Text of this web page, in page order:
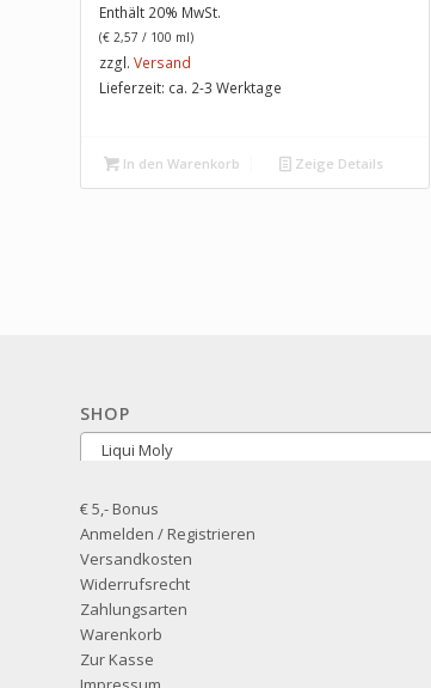
Enthält 20% MwSt.
(€ 2,57 / 100 ml)
zzgl. Versand
Lieferzeit: ca. 2-3 Werktage
In den Warenkorb Zeige Details
SHOP
Liqui Moly
€ 5,- Bonus
Anmelden / Registrieren
Versandkosten
Widerrufsrecht
Zahlungsarten
Warenkorb
Zur Kasse